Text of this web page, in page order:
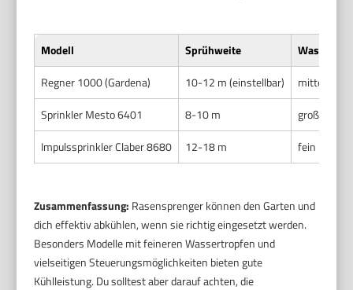
Modell Sprühweite
Regner 1000 (Gardena)
10-12 m (einstellbar)
mittelgroß
Sprinkler Mesto 6401
8-10 m
groß
Impulssprinkler Claber 8680
12-18 m fein
Zusammenfassung: Rasensprenger können den Garten und
dich effektiv abkühlen, wenn sie richtig eingesetzt werden.
Besonders Modelle mit feineren Wassertropfen und
vielseitigen Steuerungsmöglichkeiten bieten gute
Kühlleistung. Du solltest aber darauf achten, die